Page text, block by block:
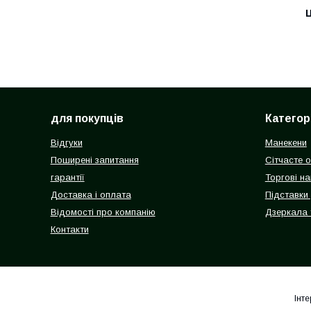
для покупців
Відгуки
Поширені запитання
гарантії
Доставка і оплата
Відомості про компанію
Контакти
Манекени
Сітчасте
Торгові
Дзеркала